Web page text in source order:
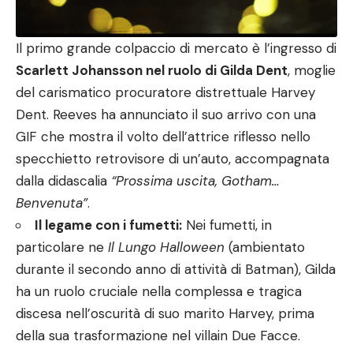
Il primo grande colpaccio di mercato è l’ingresso di
Scarlett Johansson nel ruolo di Gilda Dent, moglie
del carismatico procuratore distrettuale Harvey
Dent. Reeves ha annunciato il suo arrivo con una
GIF che mostra il volto dell’attrice riflesso nello
specchietto retrovisore di un’auto, accompagnata
dalla didascalia “Prossima uscita, Gotham…
Benvenuta”.
Il legame con i fumetti: Nei fumetti, in
particolare ne Il Lungo Halloween (ambientato
durante il secondo anno di attività di Batman), Gilda
ha un ruolo cruciale nella complessa e tragica
discesa nell’oscurità di suo marito Harvey, prima
della sua trasformazione nel villain Due Facce.